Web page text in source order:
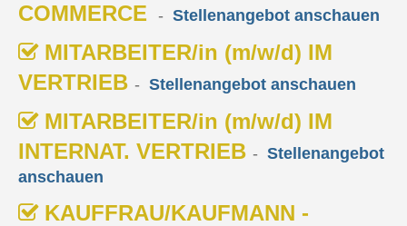
COMMERCE
- Stellenangebot anschauen
MITARBEITER/in (m/w/d) IM
VERTRIEB - Stellenangebot anschauen
MITARBEITER/in (m/w/d) IM
INTERNAT. VERTRIEB - Stellenangebot
anschauen
KAUFFRAU/KAUFMANN -